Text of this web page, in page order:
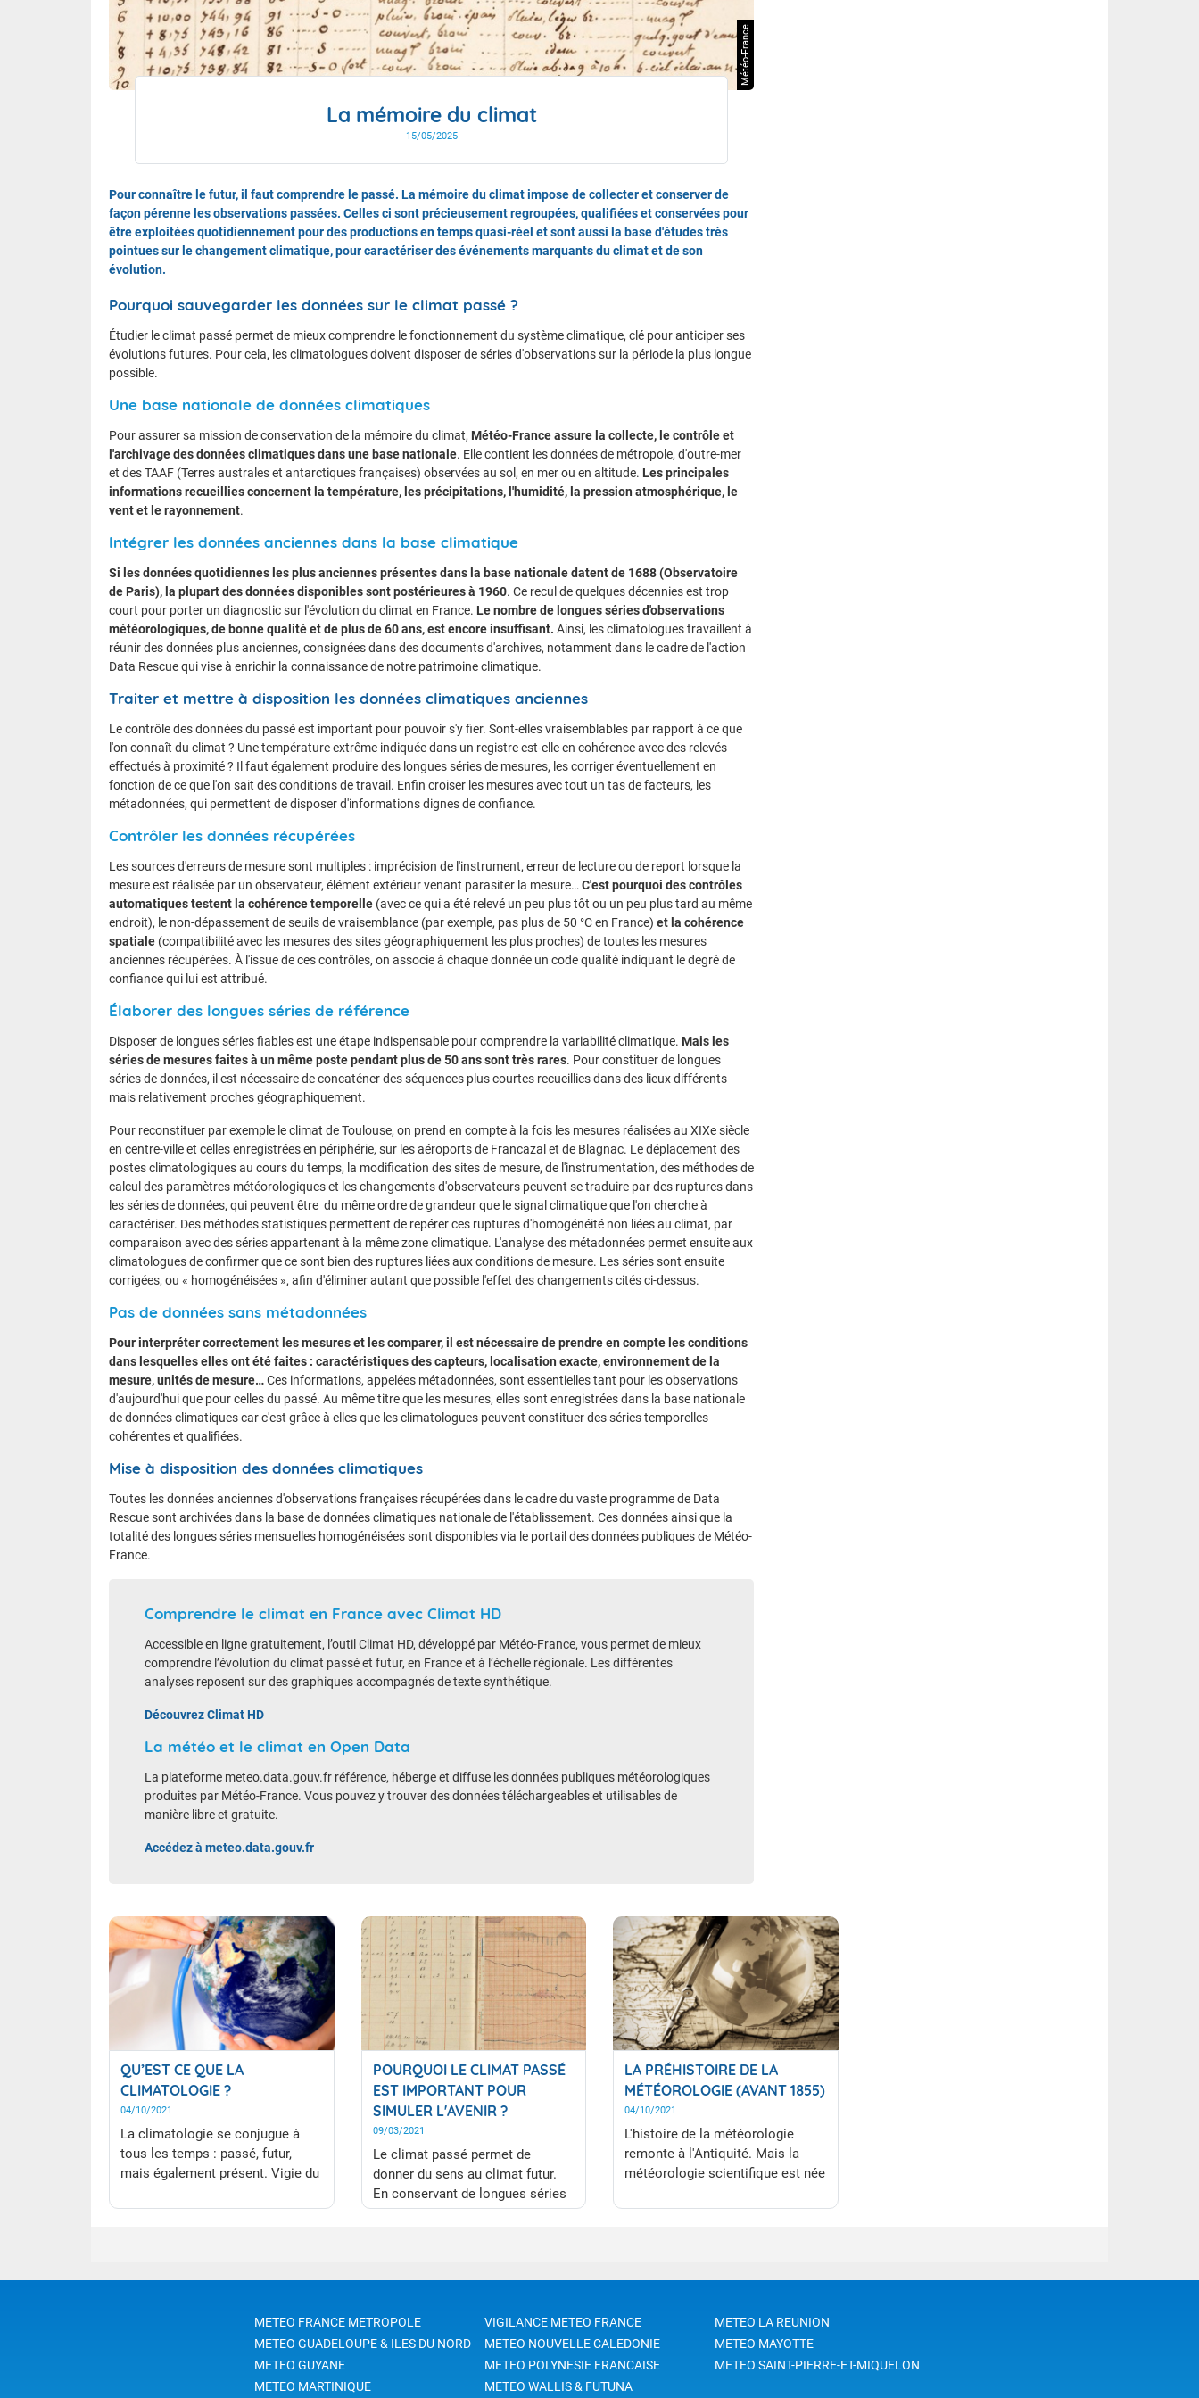
Le calendrier de l'année
Météo-France
La mémoire du climat
15/05/2025
Pour connaître le futur, il faut comprendre le passé. La mémoire du climat impose de collecter et conserver de
façon pérenne les observations passées. Celles ci sont précieusement regroupées, qualifiées et conservées pour
être exploitées quotidiennement pour des productions en temps quasi-réel et sont aussi la base d'études très
pointues sur le changement climatique, pour caractériser des événements marquants du climat et de son
évolution.
Pourquoi sauvegarder les données sur le climat passé ?
Étudier le climat passé permet de mieux comprendre le fonctionnement du système climatique, clé pour anticiper ses
évolutions futures. Pour cela, les climatologues doivent disposer de séries d'observations sur la période la plus longue
possible.
Une base nationale de données climatiques
Pour assurer sa mission de conservation de la mémoire du climat, Météo-France assure la collecte, le contrôle et
l'archivage des données climatiques dans une base nationale. Elle contient les données de métropole, d'outre-mer
et des TAAF (Terres australes et antarctiques françaises) observées au sol, en mer ou en altitude. Les principales
informations recueillies concernent la température, les précipitations, l'humidité, la pression atmosphérique, le
vent et le rayonnement.
Intégrer les données anciennes dans la base climatique
Si les données quotidiennes les plus anciennes présentes dans la base nationale datent de 1688 (Observatoire
de Paris), la plupart des données disponibles sont postérieures à 1960. Ce recul de quelques décennies est trop
court pour porter un diagnostic sur l'évolution du climat en France. Le nombre de longues séries d'observations
météorologiques, de bonne qualité et de plus de 60 ans, est encore insuffisant. Ainsi, les climatologues travaillent à
réunir des données plus anciennes, consignées dans des documents d'archives, notamment dans le cadre de l'action
Data Rescue qui vise à enrichir la connaissance de notre patrimoine climatique.
Traiter et mettre à disposition les données climatiques anciennes
Le contrôle des données du passé est important pour pouvoir s'y fier. Sont-elles vraisemblables par rapport à ce que
l'on connaît du climat ? Une température extrême indiquée dans un registre est-elle en cohérence avec des relevés
effectués à proximité ? Il faut également produire des longues séries de mesures, les corriger éventuellement en
fonction de ce que l'on sait des conditions de travail. Enfin croiser les mesures avec tout un tas de facteurs, les
métadonnées, qui permettent de disposer d'informations dignes de confiance.
Contrôler les données récupérées
Les sources d'erreurs de mesure sont multiples : imprécision de l'instrument, erreur de lecture ou de report lorsque la
mesure est réalisée par un observateur, élément extérieur venant parasiter la mesure… C'est pourquoi des contrôles
automatiques testent la cohérence temporelle (avec ce qui a été relevé un peu plus tôt ou un peu plus tard au même
endroit), le non-dépassement de seuils de vraisemblance (par exemple, pas plus de 50 °C en France) et la cohérence
spatiale (compatibilité avec les mesures des sites géographiquement les plus proches) de toutes les mesures
anciennes récupérées. À l'issue de ces contrôles, on associe à chaque donnée un code qualité indiquant le degré de
confiance qui lui est attribué.
Élaborer des longues séries de référence
Disposer de longues séries fiables est une étape indispensable pour comprendre la variabilité climatique. Mais les
séries de mesures faites à un même poste pendant plus de 50 ans sont très rares. Pour constituer de longues
séries de données, il est nécessaire de concaténer des séquences plus courtes recueillies dans des lieux différents
mais relativement proches géographiquement.
Pour reconstituer par exemple le climat de Toulouse, on prend en compte à la fois les mesures réalisées au XIXe siècle
en centre-ville et celles enregistrées en périphérie, sur les aéroports de Francazal et de Blagnac. Le déplacement des
postes climatologiques au cours du temps, la modification des sites de mesure, de l'instrumentation, des méthodes de
calcul des paramètres météorologiques et les changements d'observateurs peuvent se traduire par des ruptures dans
les séries de données, qui peuvent être du même ordre de grandeur que le signal climatique que l'on cherche à
caractériser. Des méthodes statistiques permettent de repérer ces ruptures d'homogénéité non liées au climat, par
comparaison avec des séries appartenant à la même zone climatique. L'analyse des métadonnées permet ensuite aux
climatologues de confirmer que ce sont bien des ruptures liées aux conditions de mesure. Les séries sont ensuite
corrigées, ou « homogénéisées », afin d'éliminer autant que possible l'effet des changements cités ci-dessus.
Pas de données sans métadonnées
Pour interpréter correctement les mesures et les comparer, il est nécessaire de prendre en compte les conditions
dans lesquelles elles ont été faites : caractéristiques des capteurs, localisation exacte, environnement de la
mesure, unités de mesure…Ces informations, appelées métadonnées, sont essentielles tant pour les observations
d'aujourd'hui que pour celles du passé. Au même titre que les mesures, elles sont enregistrées dans la base nationale
de données climatiques car c'est grâce à elles que les climatologues peuvent constituer des séries temporelles
cohérentes et qualifiées.
Mise à disposition des données climatiques
Toutes les données anciennes d'observations françaises récupérées dans le cadre du vaste programme de Data
Rescue sont archivées dans la base de données climatiques nationale de l'établissement. Ces données ainsi que la
totalité des longues séries mensuelles homogénéisées sont disponibles via le portail des données publiques de Météo-
France.
Comprendre le climat en France avec Climat HD
Accessible en ligne gratuitement, l’outil Climat HD, développé par Météo-France, vous permet de mieux
comprendre l’évolution du climat passé et futur, en France et à l’échelle régionale. Les différentes
analyses reposent sur des graphiques accompagnés de texte synthétique.
Découvrez Climat HD
La météo et le climat en Open Data
La plateforme meteo.data.gouv.fr référence, héberge et diffuse les données publiques météorologiques
produites par Météo-France. Vous pouvez y trouver des données téléchargeables et utilisables de
manière libre et gratuite.
Accédez à meteo.data.gouv.fr
QU’EST CE QUE LA
CLIMATOLOGIE ?
04/10/2021
La climatologie se conjugue à
tous les temps : passé, futur,
mais également présent. Vigie du
climatologie entretient la
tendances du changement
POURQUOI LE CLIMAT PASSÉ
EST IMPORTANT POUR
SIMULER L'AVENIR ?
09/03/2021
Le climat passé permet de
donner du sens au climat futur.
En conservant de longues séries
de référence, il est possible de
LA PRÉHISTOIRE DE LA
MÉTÉOROLOGIE (AVANT 1855)
04/10/2021
L'histoire de la météorologie
remonte à l'Antiquité. Mais la
météorologie scientifique est née
instruments de mesure, en
METEO FRANCE METROPOLE
METEO GUADELOUPE & ILES DU NORD
METEO GUYANE
METEO MARTINIQUE
VIGILANCE METEO FRANCE
METEO NOUVELLE CALEDONIE
METEO POLYNESIE FRANCAISE
METEO WALLIS & FUTUNA
METEO LA REUNION
METEO MAYOTTE
METEO SAINT-PIERRE-ET-MIQUELON